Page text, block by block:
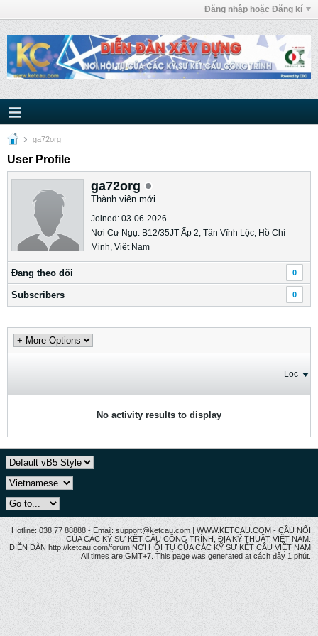
Đăng nhập hoặc Đăng kí
ga72org
User Profile
ga72org
Thành viên mới
Joined: 03-06-2026
Nơi Cư Ngụ: B12/35JT Ấp 2, Tân Vĩnh Lộc, Hồ Chí
Minh, Việt Nam
Ðang theo dõi 0
Subscribers 0
Lọc
No activity results to display
Hotline: 038.77 88888 - Email: support@ketcau.com | WWW.KETCAU.COM - CẦU NỐI
CỦA CÁC KỸ SƯ KẾT CẤU CÔNG TRÌNH, ĐỊA KỸ THUẬT VIỆT NAM.
DIỄN ĐÀN http://ketcau.com/forum NƠI HỘI TỤ CỦA CÁC KỸ SƯ KẾT CÂU VIỆT NAM
All times are GMT+7. This page was generated at cách đây 1 phút.